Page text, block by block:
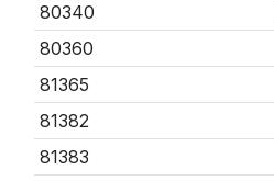
80340
80360
81365
81382
81383